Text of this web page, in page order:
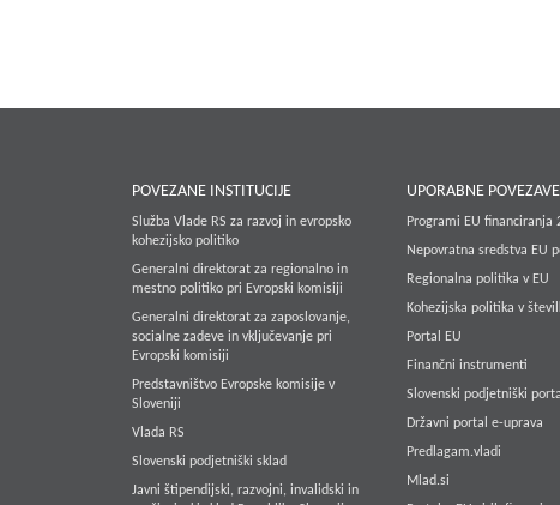
POVEZANE INSTITUCIJE
Služba Vlade RS za razvoj in evropsko
kohezijsko politiko
Generalni direktorat za regionalno in
mestno politiko pri Evropski komisiji
Generalni direktorat za zaposlovanje,
socialne zadeve in vključevanje pri
Evropski komisiji
Predstavništvo Evropske komisije v
Sloveniji
Vlada RS
Slovenski podjetniški sklad
Javni štipendijski, razvojni, invalidski in
UPORABNE POVEZAVE
Programi EU financiranja
Nepovratna sredstva EU
Regionalna politika v EU
Kohezijska politika v
Portal EU
Finančni instrumenti
Slovenski podjetniški
Državni portal e-uprava
Predlagam.vladi
Mlad.si